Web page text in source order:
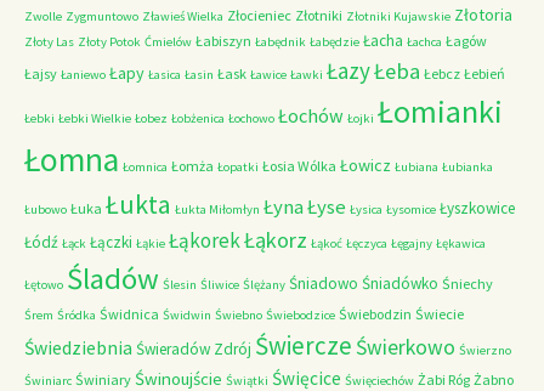
Zwolle Zygmuntowo Zławieś Wielka Złocieniec Złotniki Złotniki Kujawskie Złotoria
Złoty Las Złoty Potok Ćmielów Łabiszyn Łabędnik Łabędzie Łacha Łachca Łagów
Łajsy Łaniewo Łapy Łasica Łasin Łask Ławice Ławki ŁazyŁeba Łebcz Łebień
Łebki Łebki Wielkie Łobez Łobżenica Łochowo Łochów Łojki Łomianki
Łomna Łomnica Łomża Łopatki Łosia Wólka Łowicz Łubiana Łubianka
Łubowo Łuka Łukta Łukta Miłomłyn ŁynaŁyse Łysica Łysomice Łyszkowice
Łódź Łąck Łączki Łąkie ŁąkorekŁąkorz Łąkoć Łęczyca Łęgajny Łękawica
Łętowo Śladów Ślesin Śliwice Ślężany Śniadowo Śniadówko Śniechy
Śrem Śródka Świdnica Świdwin Świebno Świebodzice Świebodzin Świecie
Świedziebnia Świeradów Zdrój Świercze Świerkowo Świerzno
Świniarc Świniary Świnoujście Świątki Święcice Święciechów Żabi Róg Żabno